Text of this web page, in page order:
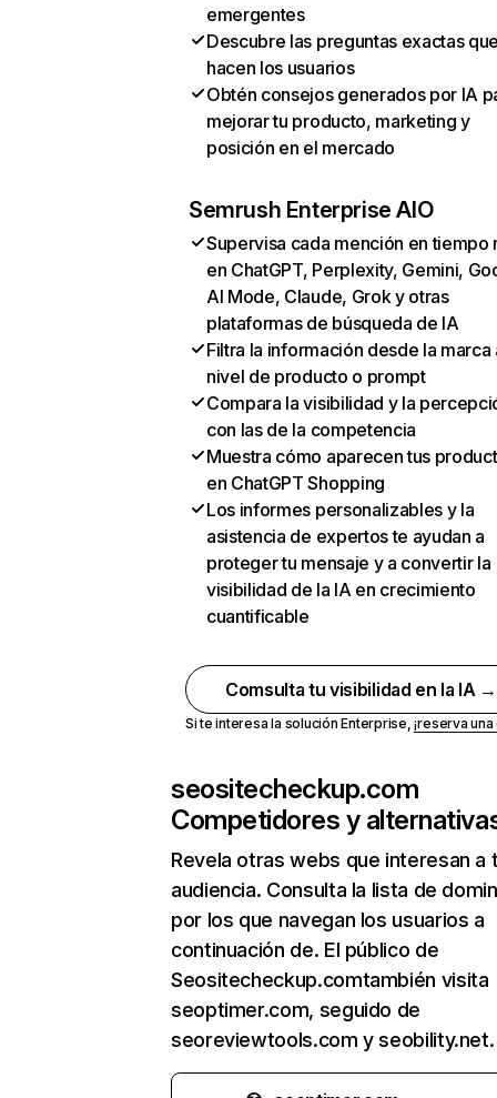
emergentes
Descubre las preguntas exactas
hacen los usuarios
Obtén consejos generados por IA
mejorar tu producto, marketing y
posición en el mercado
Semrush Enterprise AIO
Supervisa cada mención en tiempo
en ChatGPT, Perplexity, Gemini,
AI Mode, Claude, Grok y otras
plataformas de búsqueda de IA
Filtra la información desde la marca
nivel de producto o prompt
Compara la visibilidad y la
con las de la competencia
Muestra cómo aparecen tus
en ChatGPT Shopping
Los informes personalizables y la
asistencia de expertos te ayudan a
proteger tu mensaje y a convertir la
visibilidad de la IA en crecimiento
cuantificable
Comsulta tu visibilidad en la IA →
Si te interesa la solución Enterprise,¡reserva
seositecheckup.com
Competidores y
Revela otras webs que interesan a
audiencia. Consulta la lista de
por los que navegan los usuarios a
continuación de. El público de
Seositecheckup.comtambién visita
seoptimer.com, seguido de
seoreviewtools.com y seobility.net.